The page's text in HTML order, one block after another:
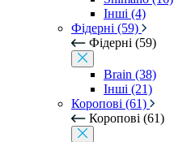
Інші (4)
Фідерні (59)
Фідерні (59)
Brain (38)
Інші (21)
Коропові (61)
Коропові (61)